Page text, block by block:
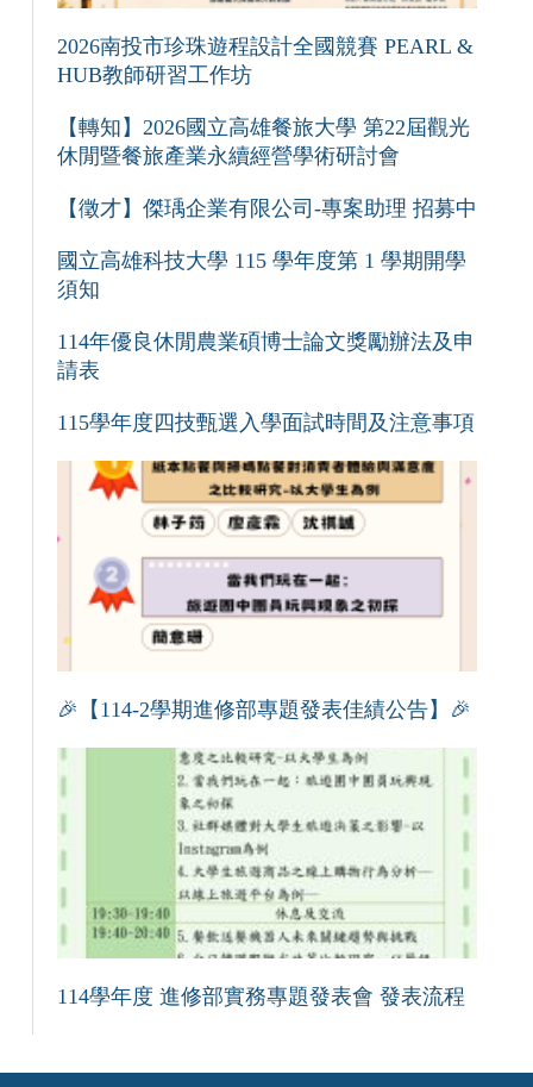
2026南投市珍珠遊程設計全國競賽 PEARL &
HUB教師研習工作坊
【轉知】2026國立高雄餐旅大學 第22屆觀光
休閒暨餐旅產業永續經營學術研討會
【徵才】傑瑀企業有限公司-專案助理 招募中
國立高雄科技大學 115 學年度第 1 學期開學
須知
114年優良休閒農業碩博士論文獎勵辦法及申
請表
115學年度四技甄選入學面試時間及注意事項
🎉【114-2學期進修部專題發表佳績公告】🎉
114學年度 進修部實務專題發表會 發表流程